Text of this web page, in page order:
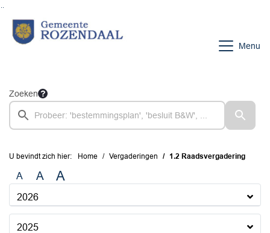
Menu
Zoeken
U bevindt zich hier: Home Vergaderingen 1.2 Raadsvergadering
A A A
2026
2025